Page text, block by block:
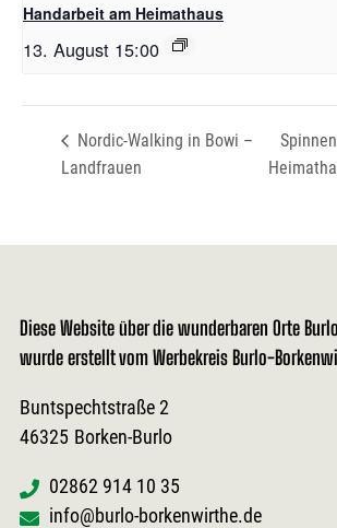
Handarbeit am Heimathaus
13. August 15:00
Nordic-Walking in Bowi –
Landfrauen
Diese Website über die wunderbaren Orte
wurde erstellt vom Werbekreis Burlo-
Buntspechtstraße 2
46325 Borken-Burlo
02862 914 10 35
info@burlo-borkenwirthe.de